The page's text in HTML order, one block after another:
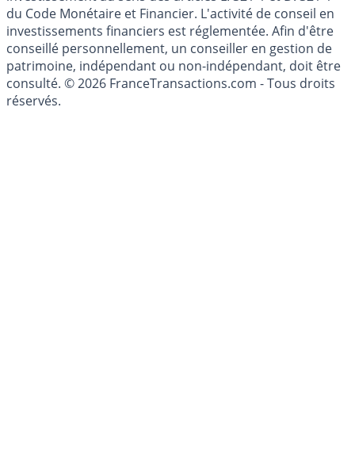
du Code Monétaire et Financier. L'activité de conseil en
investissements financiers est réglementée. Afin d'être
conseillé personnellement, un conseiller en gestion de
patrimoine, indépendant ou non-indépendant, doit être
consulté. © 2026 FranceTransactions.com - Tous droits
réservés.